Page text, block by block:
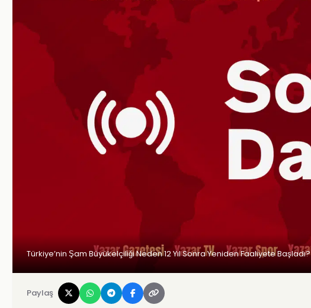
Türkiye’nin Şam Büyükelçiliği Neden 12 Yıl Sonra Yeniden Faaliyete Başladı?
Paylaş